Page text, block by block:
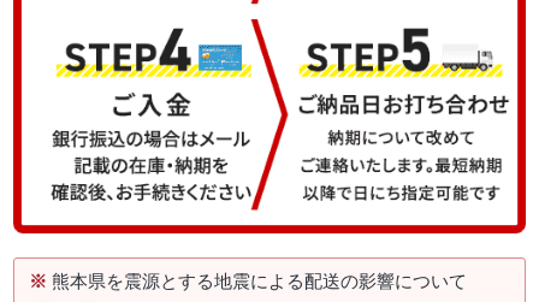
※ 熊本県を震源とする地震による配送の影響について